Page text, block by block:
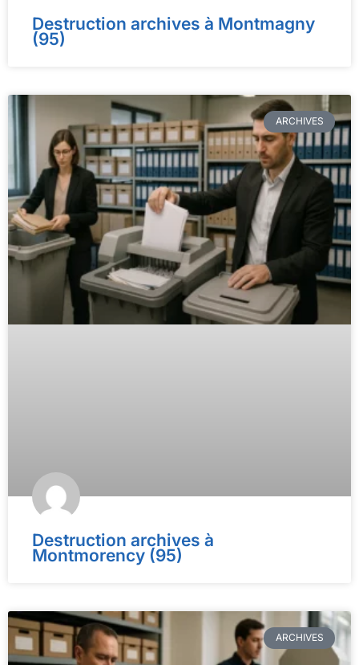
Destruction archives à Montmagny
(95)
ARCHIVES
Destruction archives à
Montmorency (95)
ARCHIVES